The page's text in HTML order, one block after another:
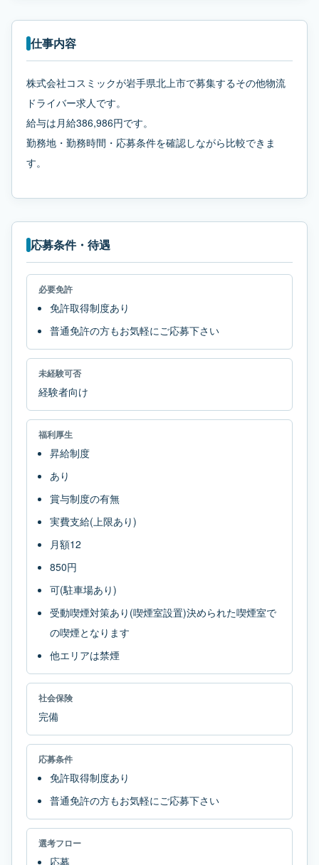
仕事内容
株式会社コスミックが岩手県北上市で募集するその他物流
ドライバー求人です。
給与は月給386,986円です。
勤務地・勤務時間・応募条件を確認しながら比較できま
す。
応募条件・待遇
必要免許
免許取得制度あり
普通免許の方もお気軽にご応募下さい
未経験可否
経験者向け
福利厚生
昇給制度
あり
賞与制度の有無
実費支給(上限あり)
月額12
850円
可(駐車場あり)
受動喫煙対策あり(喫煙室設置)決められた喫煙室で
の喫煙となります
他エリアは禁煙
社会保険
完備
応募条件
免許取得制度あり
普通免許の方もお気軽にご応募下さい
選考フロー
応募